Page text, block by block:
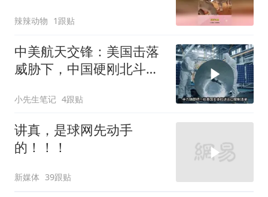
辣辣动物 1跟贴
中美航天交锋：美国击落
威胁下，中国硬刚北斗升
小先生笔记 4跟贴
讲真，是球网先动手
的！！！
新媒体 39跟贴